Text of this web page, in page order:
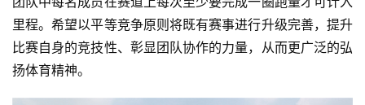
里程。希望以平等竞争原则将既有赛事进行升级完善，提升
比赛自身的竞技性、彰显团队协作的力量，从而更广泛的弘
扬体育精神。